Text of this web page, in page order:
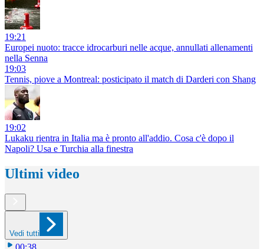
19:21
Europei nuoto: tracce idrocarburi nelle acque, annullati allenamenti
nella Senna
19:03
Tennis, piove a Montreal: posticipato il match di Darderi con Shang
19:02
Lukaku rientra in Italia ma è pronto all'addio. Cosa c'è dopo il
Napoli? Usa e Turchia alla finestra
Ultimi video
Vedi tutti
00:38